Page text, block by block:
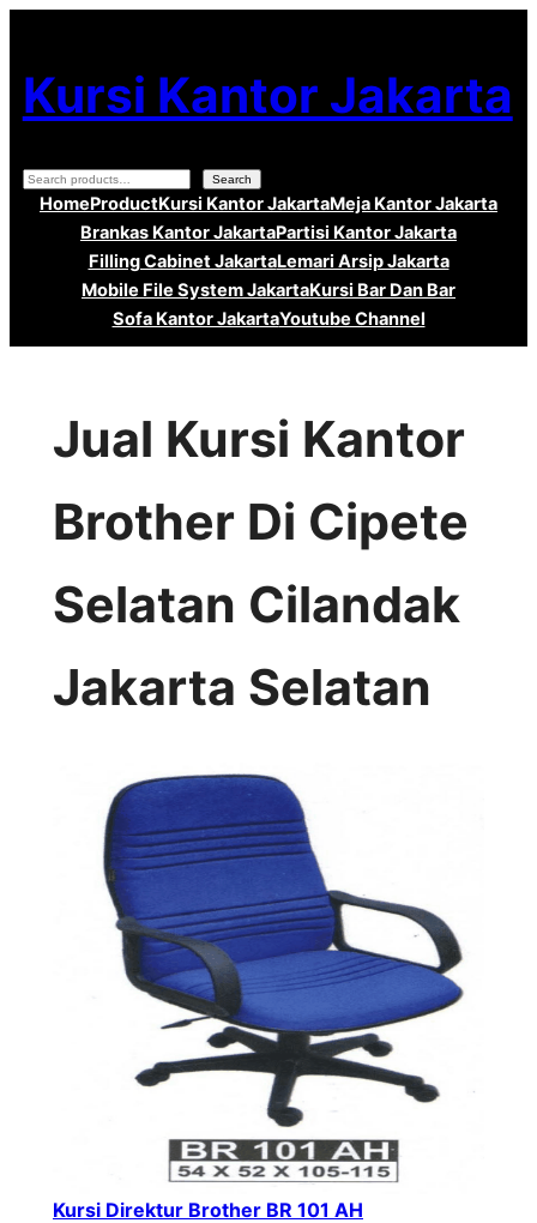
ke
konten
Kursi Kantor Jakarta
Search Search
HomeProductKursi Kantor JakartaMeja Kantor Jakarta
Brankas Kantor JakartaPartisi Kantor Jakarta
Filling Cabinet JakartaLemari Arsip Jakarta
Mobile File System JakartaKursi Bar Dan Bar
Sofa Kantor JakartaYoutube Channel
Jual Kursi Kantor
Brother Di Cipete
Selatan Cilandak
Jakarta Selatan
Kursi Direktur Brother BR 101 AH